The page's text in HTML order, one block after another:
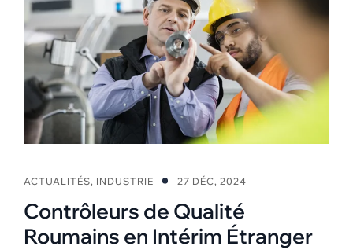
ACTUALITÉS, INDUSTRIE 27 DÉC, 2024
Contrôleurs de Qualité
Roumains en Intérim Étranger